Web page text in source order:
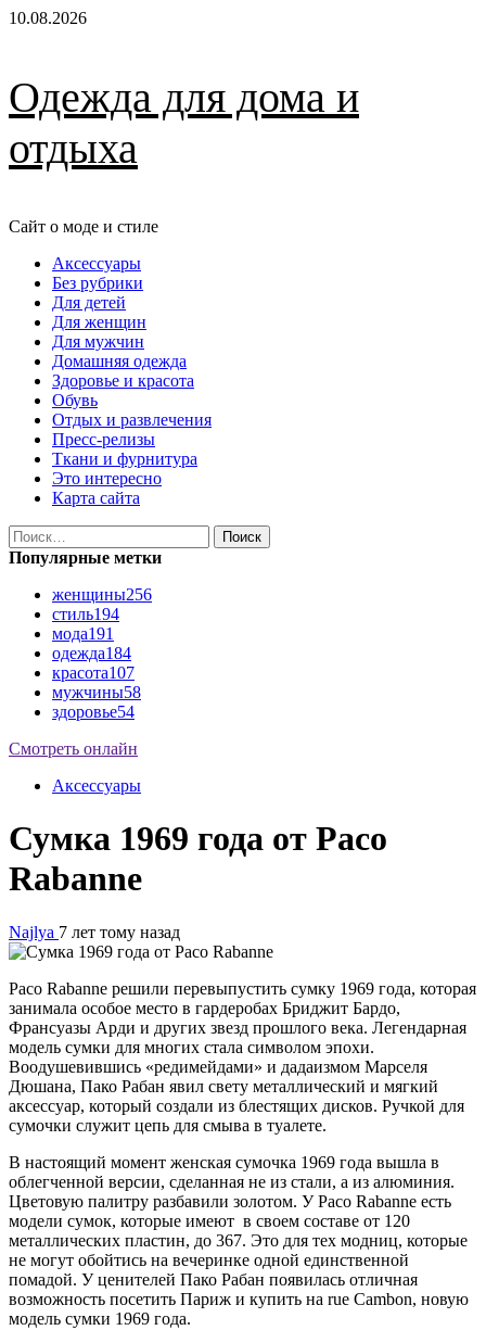
Перейти
10.08.2026
Одежда для дома и
отдыха
Сайт о моде и стиле
Основное
меню
Аксессуары
Без рубрики
Для детей
Для женщин
Для мужчин
Домашняя одежда
Здоровье и красота
Обувь
Отдых и развлечения
Пресс-релизы
Ткани и фурнитура
Это интересно
Карта сайта
Найти:
Популярные метки
женщины256
стиль194
мода191
одежда184
красота107
мужчины58
здоровье54
Смотреть онлайн
Аксессуары
Сумка 1969 года от Paco
Rabanne
Najlya 7 лет тому назад
Paco Rabanne решили перевыпустить сумку 1969 года, которая
занимала особое место в гардеробах Бриджит Бардо,
Франсуазы Арди и других звезд прошлого века. Легендарная
модель сумки для многих стала символом эпохи.
Воодушевившись «редимейдами» и дадаизмом Марселя
Дюшана, Пако Рабан явил свету металлический и мягкий
аксессуар, который создали из блестящих дисков. Ручкой для
сумочки служит цепь для смыва в туалете.
В настоящий момент женская сумочка 1969 года вышла в
облегченной версии, сделанная не из стали, а из алюминия.
Цветовую палитру разбавили золотом. У Paco Rabanne есть
модели сумок, которые имеют в своем составе от 120
металлических пластин, до 367. Это для тех модниц, которые
не могут обойтись на вечеринке одной единственной
помадой. У ценителей Пако Рабан появилась отличная
возможность посетить Париж и купить на rue Cambon, новую
модель сумки 1969 года.